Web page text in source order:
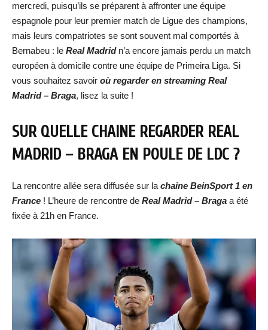
mercredi, puisqu’ils se préparent à affronter une équipe
espagnole pour leur premier match de Ligue des champions,
mais leurs compatriotes se sont souvent mal comportés à
Bernabeu : le Real Madrid n’a encore jamais perdu un match
européen à domicile contre une équipe de Primeira Liga. Si
vous souhaitez savoir où regarder en streaming Real
Madrid – Braga, lisez la suite !
SUR QUELLE CHAINE REGARDER REAL
MADRID – BRAGAEN POULE DE LDC ?
La rencontre allée sera diffusée sur la chaine BeinSport 1 en
France ! L’heure de rencontre de Real Madrid – Braga a été
fixée à 21h en France.